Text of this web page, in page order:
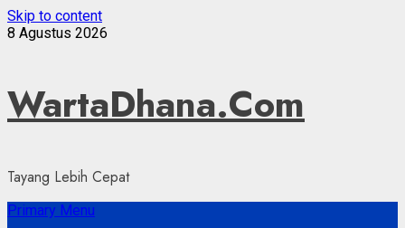
Skip to content
8 Agustus 2026
WartaDhana.Com
Tayang Lebih Cepat
Primary Menu